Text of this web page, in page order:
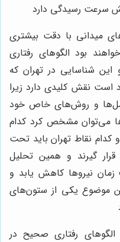
سرعت رسیدگی دارد
میدانی با دقت بیشتری
بود الگوهای رفتاری
این شناسایی در تهران که
است نقش کلیدی دارد زیرا
و روش‌های خاص خود
می‌توان مشخص کرد کدام
کدام نقاط تهران باید تحت
گیرند و همین تحلیل
نیروها کاهش یابد و
موضوع یکی از ستون‌های
الگوهای رفتاری صحیح در